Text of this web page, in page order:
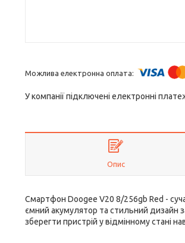
У компанії підключені електронні
Опис
Смартфон Doogee V20 8/256gb Red -
ємний акумулятор та стильний дизайн
зберегти пристрій у відмінному стані